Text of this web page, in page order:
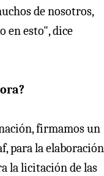
de nosotros,
en esto", dice
firmamos un
para la elaboración
la licitación de las